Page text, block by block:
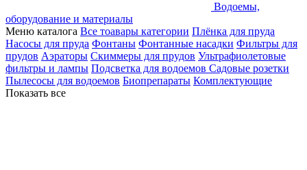
Водоемы,
оборудование и материалы
Меню каталога Все тоавары категории Плёнка для пруда
Насосы для пруда Фонтаны Фонтанные насадки Фильтры для
прудов Аэраторы Скиммеры для прудов Ультрафиолетовые
фильтры и лампы Подсветка для водоемов Садовые розетки
Пылесосы для водоемов Биопрепараты Комплектующие
Показать все